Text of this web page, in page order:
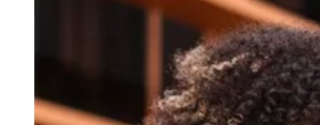
Jardim Paulista Jardim ReginaliceJardim São
Jardim São Silvestre Jardim SilveiraJardim
Nova Aldeinha OsascoParque dos
Parque Santa LuziaParque VianaPirapora
Santana de
Vale do SolVila BarrosVila Boa VistaVila
Vila MárciaVila Nossa Sra. da
EscadaVila Porto
Para Sua Empresa